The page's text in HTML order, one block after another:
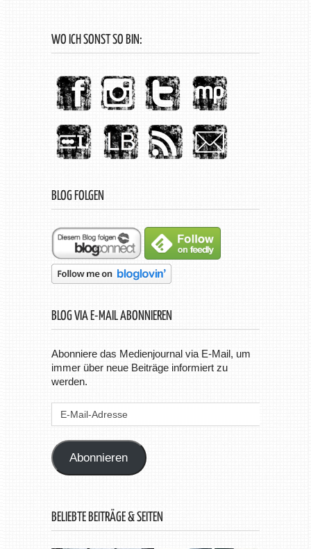
WO ICH SONST SO BIN:
BLOG FOLGEN
BLOG VIA E-MAIL ABONNIEREN
Abonniere das Medienjournal via E-Mail, um
immer über neue Beiträge informiert zu
werden.
Mail-
Abonnieren
BELIEBTE BEITRÄGE & SEITEN